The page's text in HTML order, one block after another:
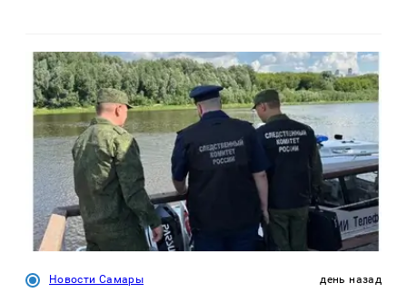
Новости Самары день назад